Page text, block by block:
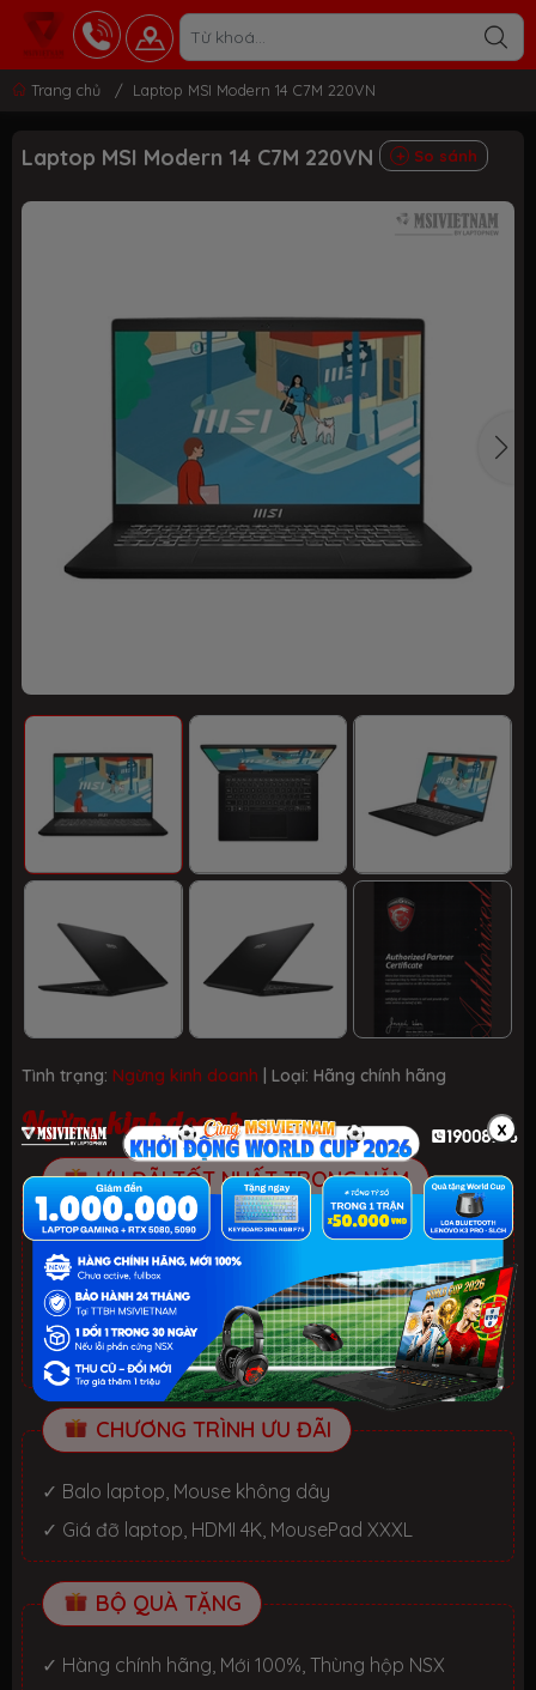
Trang chủ / Laptop MSI Modern 14 C7M 220VN
Laptop MSI Modern 14 C7M 220VN So sánh
Tình trạng: Ngừng kinh doanh | Loại: Hãng chính hãng
Ngừng kinh doanh
ƯU ĐÃI TỐT NHẤT TRONG NĂM
HELLO SUMMER 2026.Xem chi tiết
- Laptop văn phòng. Giảm đến 700K
- Laptop Gaming RTX 5080: Giảm đến 2 TRIỆU +
KEYBOARD 3in1 RGB
CHƯƠNG TRÌNH ƯU ĐÃI
✓ Balo laptop, Mouse không dây
✓ Giá đỡ laptop, HDMI 4K, MousePad XXXL
BỘ QUÀ TẶNG
✓ Hàng chính hãng, Mới 100%, Thùng hộp NSX
x